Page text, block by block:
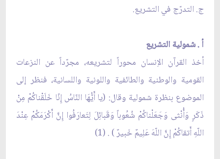
ج. التدرّج في التشريع.
أ . شمولية التشريع
أخذ القرآن الاِنسان محوراً لتشريعه، مجرّداً عن النزعات
القومية والوطنية والطائفية واللونية واللسانية، فنظر إلى
الموضوع بنظرة شمولية وقال: (يا أَيُّهَا النّاسُ إِنّا خَلَقْناكُمْ مِنْ
ذَكَرٍ وَأُنْثى وَجَعَلْناكُمْ شُعُوباً وَقَبائِلَ لِتَعارَفُوا إِنَّ أَكْرَمَكُمْ عِنْدَ
اللّهِ أَتقاكُمْ إِنَّ اللّهَ عَلِيمٌ خَبيرٌ ) . (1)